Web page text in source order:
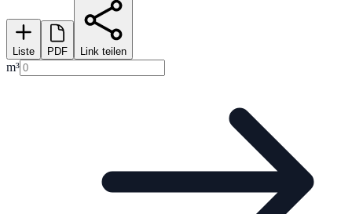
Liste PDF Link teilen
m³